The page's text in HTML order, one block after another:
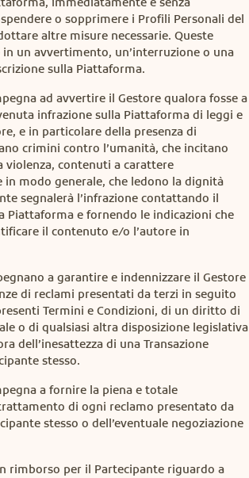
o sopprimere i Profili Personali del
altre misure necessarie. Queste
in un avvertimento, un’interruzione o una
sulla Piattaforma.
ad avvertire il Gestore qualora fosse a
infrazione sulla Piattaforma di leggi e
e in particolare della presenza di
crimini contro l’umanità, che incitano
violenza, contenuti a carattere
in modo generale, che ledono la dignità
segnalerà l’infrazione contattando il
Piattaforma e fornendo le indicazioni che
il contenuto e/o l’autore in
a garantire e indennizzare il Gestore
di reclami presentati da terzi in seguito
Termini e Condizioni, di un diritto di
o di qualsiasi altra disposizione legislativa
dell’inesattezza di una Transazione
stesso.
a fornire la piena e totale
di ogni reclamo presentato da
stesso o dell’eventuale negoziazione
rimborso per il Partecipante riguardo a